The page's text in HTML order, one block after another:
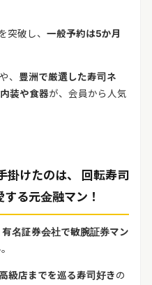
突破し、 一般予約は5か月
や、 豊洲で厳選した寿司ネ
装や食器が、会員から人気
掛けたのは、 回転寿司
る元金融マン！
有名証券会社で敏腕証券マン
級店までを巡る寿司好きの